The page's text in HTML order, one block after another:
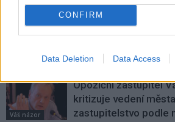
CONFIRM
Data Deletion Data Access
Vedení města po
u 2. polikliniky
Váš názor
Opoziční zastupitel
kritizuje vedení
zastupitelstvo podle